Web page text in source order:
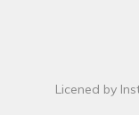
Licened by